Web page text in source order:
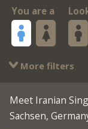
You are a
More filters
Meet Iranian
Sachsen,